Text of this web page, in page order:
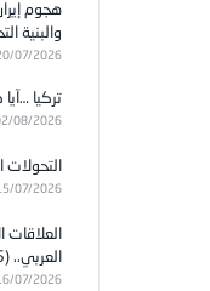
هجوم
والبنية
07/2026
تركيا
08/2026
التحولات
07/2026
العلاقات
العربي.. (5)
07/2026